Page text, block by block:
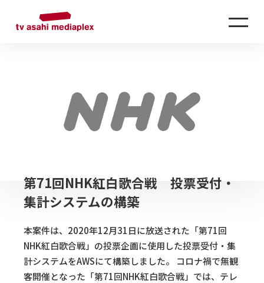
第71回NHK紅白歌合戦 投票受付・
集計システムの構築
本案件は、2020年12月31日に放送された「第71回
NHK紅白歌合戦」の投票企画に使用した投票受付・集
計システムをAWSにて構築しました。 コロナ禍で無観
客開催となった「第71回NHK紅白歌合戦」では、テレ